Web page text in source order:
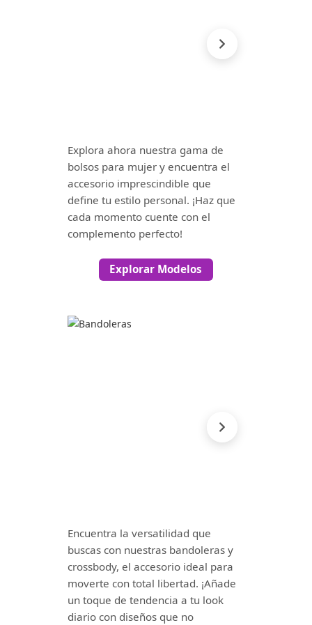
Explora ahora nuestra gama de
bolsos para mujer y encuentra el
accesorio imprescindible que
define tu estilo personal. ¡Haz que
cada momento cuente con el
complemento perfecto!
Explorar Modelos
Encuentra la versatilidad que
buscas con nuestras bandoleras y
crossbody, el accesorio ideal para
moverte con total libertad. ¡Añade
un toque de tendencia a tu look
diario con diseños que no